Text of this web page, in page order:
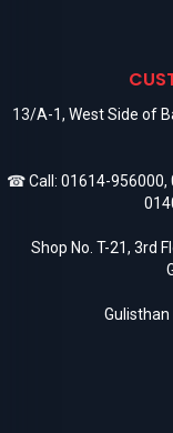
13/A-1, West Side of
☎ Call: 01614-956000,
Shop No. T-21, 3rd